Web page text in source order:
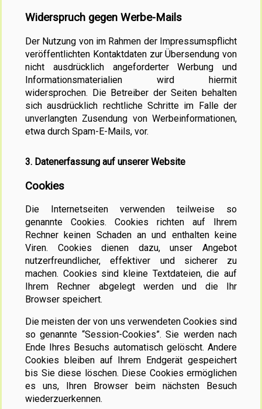
Widerspruch gegen Werbe-Mails
Der Nutzung von im Rahmen der Impressumspflicht
veröffentlichten Kontaktdaten zur Übersendung von
nicht ausdrücklich angeforderter Werbung und
Informationsmaterialien wird hiermit
widersprochen. Die Betreiber der Seiten behalten
sich ausdrücklich rechtliche Schritte im Falle der
unverlangten Zusendung von Werbeinformationen,
etwa durch Spam-E-Mails, vor.
3. Datenerfassung auf unserer Website
Cookies
Die Internetseiten verwenden teilweise so
genannte Cookies. Cookies richten auf Ihrem
Rechner keinen Schaden an und enthalten keine
Viren. Cookies dienen dazu, unser Angebot
nutzerfreundlicher, effektiver und sicherer zu
machen. Cookies sind kleine Textdateien, die auf
Ihrem Rechner abgelegt werden und die Ihr
Browser speichert.
Die meisten der von uns verwendeten Cookies sind
so genannte “Session-Cookies”. Sie werden nach
Ende Ihres Besuchs automatisch gelöscht. Andere
Cookies bleiben auf Ihrem Endgerät gespeichert
bis Sie diese löschen. Diese Cookies ermöglichen
es uns, Ihren Browser beim nächsten Besuch
wiederzuerkennen.